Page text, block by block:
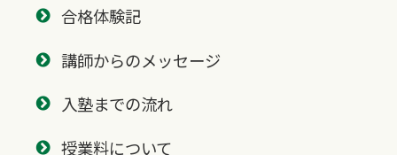
合格体験記
講師からのメッセージ
入塾までの流れ
授業料について